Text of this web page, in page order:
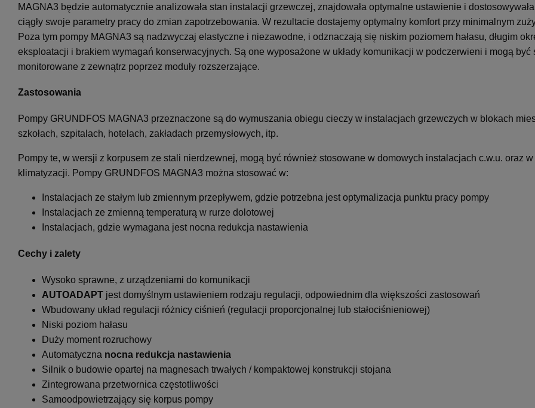
MAGNA3 będzie automatycznie analizowała stan instalacji grzewczej, znajdowała optymalne ustawienie i
ciągły swoje parametry pracy do zmian zapotrzebowania. W rezultacie dostajemy optymalny komfort przy minimalnym
Poza tym pompy MAGNA3 są nadzwyczaj elastyczne i niezawodne, i odznaczają się niskim poziomem hałasu, długim
eksploatacji i brakiem wymagań konserwacyjnych. Są one wyposażone w układy komunikacji w podczerwieni i mogą być
monitorowane z zewnątrz poprzez moduły rozszerzające.
Zastosowania
Pompy GRUNDFOS MAGNA3 przeznaczone są do wymuszania obiegu cieczy w instalacjach grzewczych w blokach
szkołach, szpitalach, hotelach, zakładach przemysłowych, itp.
Pompy te, w wersji z korpusem ze stali nierdzewnej, mogą być również stosowane w domowych instalacjach c.w.u. oraz
klimatyzacji. Pompy GRUNDFOS MAGNA3 można stosować w:
Instalacjach ze stałym lub zmiennym przepływem, gdzie potrzebna jest optymalizacja punktu pracy pompy
Instalacjach ze zmienną temperaturą w rurze dolotowej
Instalacjach, gdzie wymagana jest nocna redukcja nastawienia
Cechy i zalety
Wysoko sprawne, z urządzeniami do komunikacji
AUTOADAPT jest domyślnym ustawieniem rodzaju regulacji, odpowiednim dla większości zastosowań
Wbudowany układ regulacji różnicy ciśnień (regulacji proporcjonalnej lub stałociśnieniowej)
Niski poziom hałasu
Duży moment rozruchowy
Automatyczna nocna redukcja nastawienia
Silnik o budowie opartej na magnesach trwałych / kompaktowej konstrukcji stojana
Zintegrowana przetwornica częstotliwości
Samoodpowietrzający się korpus pompy